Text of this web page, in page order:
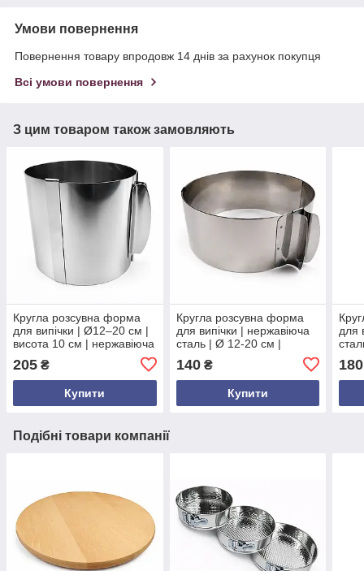
Умови повернення
Повернення товару впродовж 14 днів за рахунок покупця
Всі умови повернення
З цим товаром також замовляють
Кругла розсувна форма
для випічки | Ø12–20 см |
висота 10 см | нержавіюча
регульована |
універсальна
205 ₴
Купити
Кругла розсувна форма
для випічки | нержавіюча
сталь | Ø 12-20 см |
розсувна | міцна і зручна
140₴
Купити
для
180
Подібні товари компанії